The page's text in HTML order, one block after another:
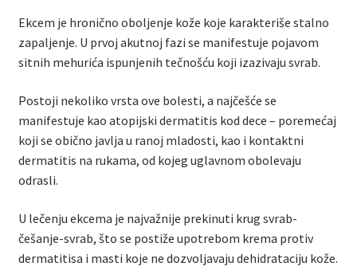
Ekcem je hronično oboljenje kože koje karakteriše stalno
zapaljenje. U prvoj akutnoj fazi se manifestuje pojavom
sitnih mehurića ispunjenih tečnošću koji izazivaju svrab.
Postoji nekoliko vrsta ove bolesti, a najčešće se
manifestuje kao atopijski dermatitis kod dece – poremećaj
koji se obično javlja u ranoj mladosti, kao i kontaktni
dermatitis na rukama, od kojeg uglavnom obolevaju
odrasli.
U lečenju ekcema je najvažnije prekinuti krug svrab-
češanje-svrab, što se postiže upotrebom krema protiv
dermatitisa i masti koje ne dozvoljavaju dehidrataciju kože.